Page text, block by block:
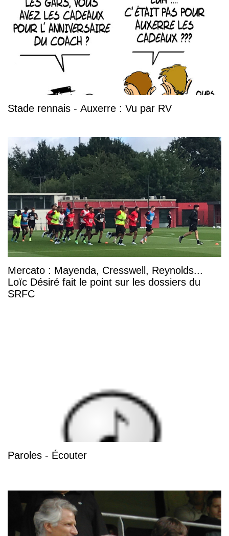
Stade rennais - Auxerre : Vu par RV
Mercato : Mayenda, Cresswell, Reynolds...
Loïc Désiré fait le point sur les dossiers du
SRFC
Paroles - Écouter